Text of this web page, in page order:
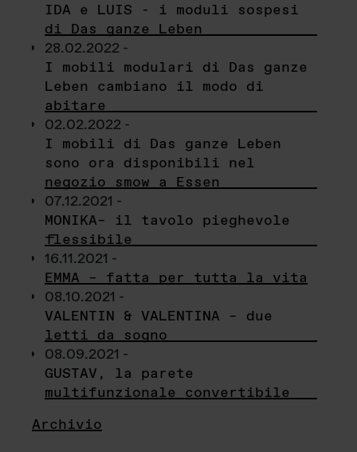
IDA e LUIS - i moduli sospesi
di Das ganze Leben
28.02.2022 -
I mobili modulari di Das ganze
Leben cambiano il modo di
abitare
02.02.2022 -
I mobili di Das ganze Leben
sono ora disponibili nel
negozio smow a Essen
07.12.2021 -
MONIKA– il tavolo pieghevole
flessibile
16.11.2021 -
EMMA – fatta per tutta la vita
08.10.2021 -
VALENTIN & VALENTINA – due
letti da sogno
08.09.2021 -
GUSTAV, la parete
multifunzionale convertibile
Archivio